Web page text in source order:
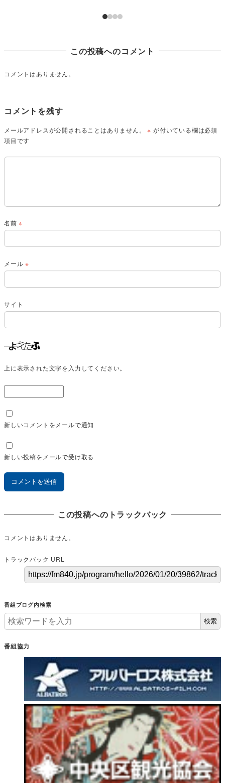
この投稿へのコメント
コメントはありません。
コメントを残す
メールアドレスが公開されることはありません。 ※ が付いている欄は必須
項目です
名前※
メール※
サイト
上に表示された文字を入力してください。
新しいコメントをメールで通知
新しい投稿をメールで受け取る
この投稿へのトラックバック
コメントはありません。
トラックバック URL
番組ブログ内検索
検索
番組協力